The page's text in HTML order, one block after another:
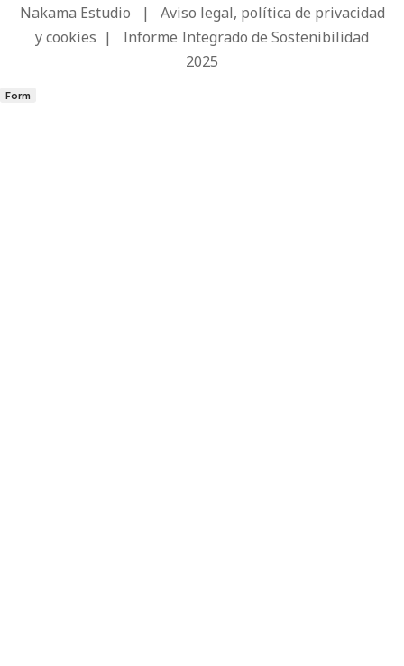
Nakama Estudio | Aviso legal, política de privacidad
y cookies | Informe Integrado de Sostenibilidad
2025
Form